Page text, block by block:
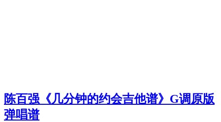
陈百强《几分钟的约会吉他谱》G调原版
弹唱谱